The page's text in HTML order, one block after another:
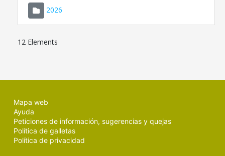
2026
12 Elements
Mapa web
Ayuda
Peticiones de información, sugerencias y quejas
Política de galletas
Política de privacidad